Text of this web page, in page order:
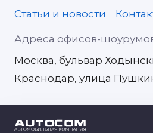
Адреса офисов-
Москва, бульвар
Краснодар, улица
Статьи и новости